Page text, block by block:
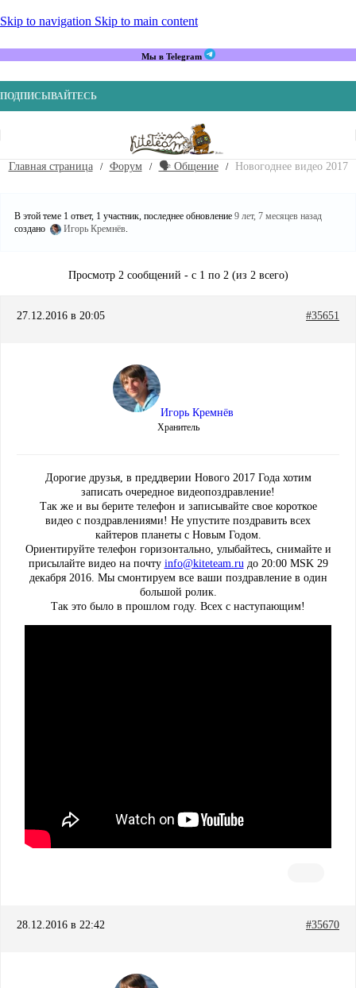
Skip to navigation Skip to main content
Мы в Telegram
ПОДПИСЫВАЙТЕСЬ
Главная страница Форум 🗣️ Общение Новогоднее видео 2017
В этой теме 1 ответ, 1 участник, последнее обновление 9 лет, 7 месяцев назад
создано
Игорь Кремнёв.
Просмотр 2 сообщений - с 1 по 2 (из 2 всего)
27.12.2016 в 20:05 #35651
Игорь Кремнёв
Хранитель
Дорогие друзья, в преддверии Нового 2017 Года хотим
записать очередное видеопоздравление!
Так же и вы берите телефон и записывайте свое короткое
видео с поздравлениями! Не упустите поздравить всех
кайтеров планеты с Новым Годом.
Ориентируйте телефон горизонтально, улыбайтесь, снимайте и
присылайте видео на почту info@kiteteam.ruдо 20:00 MSK 29
декабря 2016. Мы смонтируем все ваши поздравление в один
большой ролик.
Так это было в прошлом году. Всех с наступающим!
28.12.2016 в 22:42 #35670